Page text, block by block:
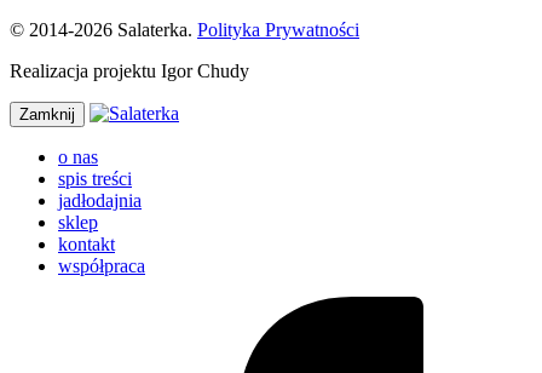
© 2014-2026 Salaterka. Polityka Prywatności
Realizacja projektu Igor Chudy
Zamknij
o nas
spis treści
jadłodajnia
sklep
kontakt
współpraca